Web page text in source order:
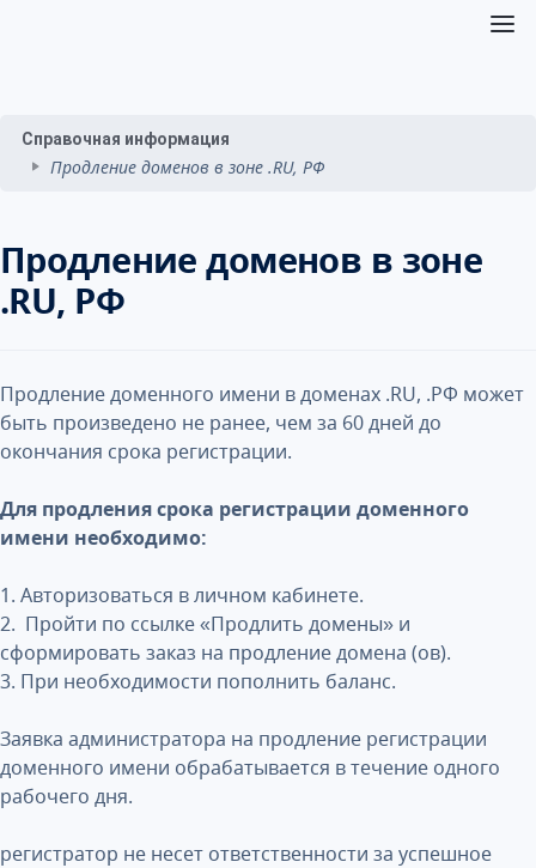
Справочная информация
Продление доменов в зоне .RU, РФ
Продление доменов в зоне
.RU, РФ
Продление доменного имени в доменах .RU, .РФ может
быть произведено не ранее, чем за 60 дней до
окончания срока регистрации.
Для продления срока регистрации доменного
имени необходимо:
1. Авторизоваться в личном кабинете.
2. Пройти по ссылке «Продлить домены» и
сформировать заказ на продление домена (ов).
3. При необходимости пополнить баланс.
Заявка администратора на продление регистрации
доменного имени обрабатывается в течение одного
рабочего дня.
регистратор не несет ответственности за успешное